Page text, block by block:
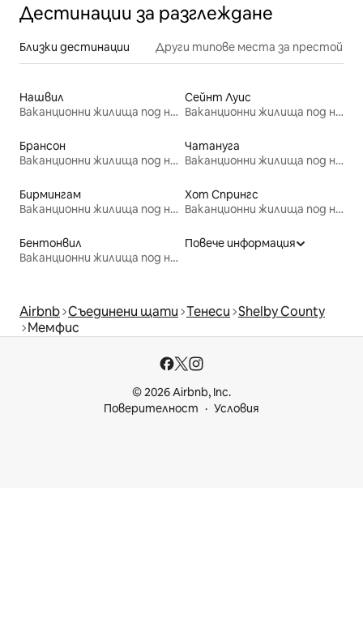
Дестинации за разглеждане
Близки дестинации Други типове места за престой
Нашвил
Ваканционни жилища под наем
Сейнт Луис
Ваканционни жилища под наем
Брансон
Ваканционни жилища под наем
Чатануга
Ваканционни жилища под наем
Бирмингам
Ваканционни жилища под наем
Хот Спрингс
Ваканционни жилища под наем
Бентонвил
Ваканционни жилища под наем
Повече информация
Airbnb Съединени щати Тенеси Shelby County
Мемфис
© 2026 Airbnb, Inc.
Поверителност
Условия